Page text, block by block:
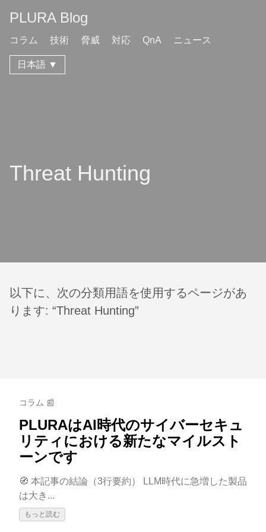
PLURA Blog
コラム 技術 脅威 対応 QnA ニュース
日本語 ▼
Threat Hunting
以下に、次の分類用語を使用するページがあ
ります: “Threat Hunting”
コラム 📰
PLURAはAI時代のサイバーセキュ
リティにおける新たなマイルスト
ーンです
🧭 本記事の結論（3行要約） LLM時代に急増した製品
は大き...
もっと読む